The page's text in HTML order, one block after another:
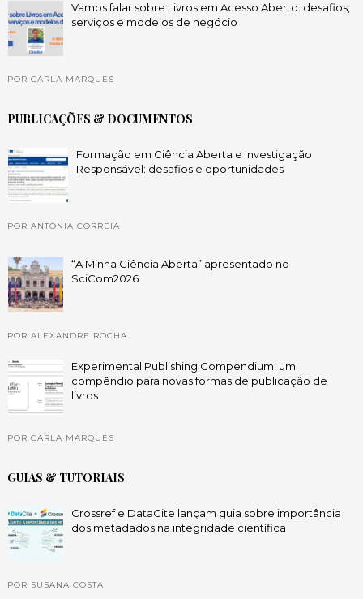
Vamos falar sobre Livros em Acesso Aberto: desafios,
serviços e modelos de negócio
POR CARLA MARQUES
PUBLICAÇÕES & DOCUMENTOS
Formação em Ciência Aberta e Investigação
Responsável: desafios e oportunidades
POR ANTÓNIA CORREIA
“A Minha Ciência Aberta” apresentado no
SciCom2026
POR ALEXANDRE ROCHA
Experimental Publishing Compendium: um
compêndio para novas formas de publicação de
livros
POR CARLA MARQUES
GUIAS & TUTORIAIS
Crossref e DataCite lançam guia sobre importância
dos metadados na integridade científica
POR SUSANA COSTA